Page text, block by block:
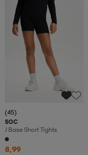
Member
(45)
SOC
J Base Short Tights
8,99